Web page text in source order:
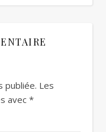
publiée. Les
avec *